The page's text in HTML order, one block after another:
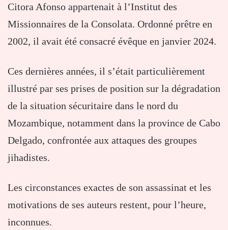
Citora Afonso appartenait à l’Institut des
Missionnaires de la Consolata. Ordonné prêtre en
2002, il avait été consacré évêque en janvier 2024.
Ces dernières années, il s’était particulièrement
illustré par ses prises de position sur la dégradation
de la situation sécuritaire dans le nord du
Mozambique, notamment dans la province de Cabo
Delgado, confrontée aux attaques des groupes
jihadistes.
Les circonstances exactes de son assassinat et les
motivations de ses auteurs restent, pour l’heure,
inconnues.